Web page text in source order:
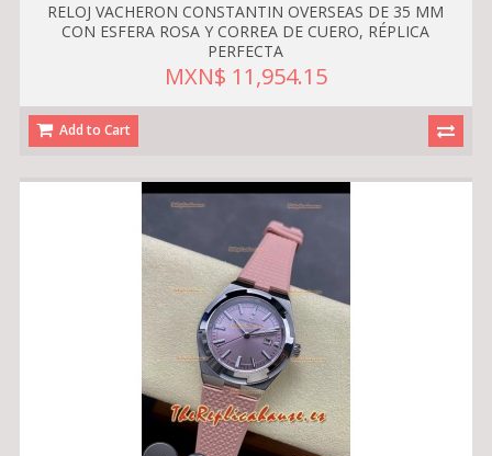
RELOJ VACHERON CONSTANTIN OVERSEAS DE 35 MM
CON ESFERA ROSA Y CORREA DE CUERO, RÉPLICA
PERFECTA
MXN$ 11,954.15
Add to Cart